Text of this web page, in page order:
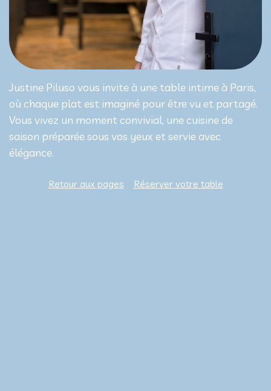
Justine Piluso vous invite à une table intime à Paris,
où chaque plat est imaginé pour être vu et partagé.
Vous vivez un moment convivial, une cuisine de
saison préparée sous vos yeux et servie avec
élégance.
Retour aux pages Réserver votre table